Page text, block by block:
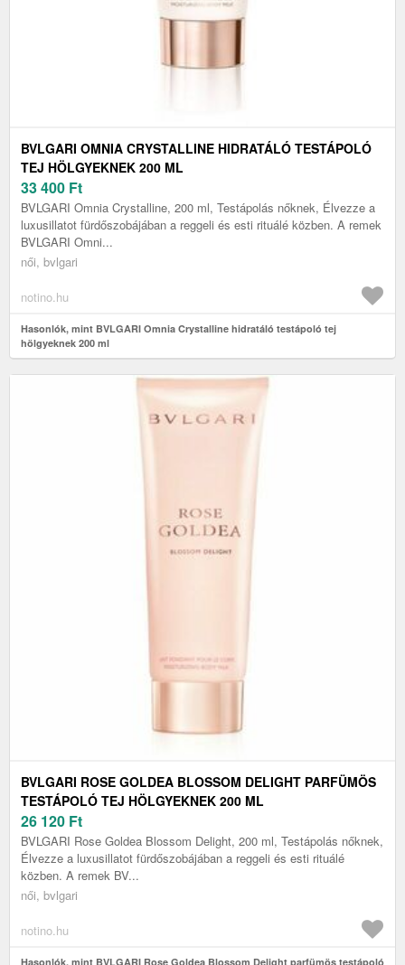
BVLGARI OMNIA CRYSTALLINE HIDRATÁLÓ TESTÁPOLÓ
TEJ HÖLGYEKNEK 200 ML
33 400 Ft
BVLGARI Omnia Crystalline, 200 ml, Testápolás nőknek, Élvezze a
luxusillatot fürdőszobájában a reggeli és esti rituálé közben. A remek
BVLGARI Omni...
női, bvlgari
notino.hu
Hasonlók, mint BVLGARI Omnia Crystalline hidratáló testápoló tej
hölgyeknek 200 ml
BVLGARI ROSE GOLDEA BLOSSOM DELIGHT PARFÜMÖS
TESTÁPOLÓ TEJ HÖLGYEKNEK 200 ML
26 120 Ft
BVLGARI Rose Goldea Blossom Delight, 200 ml, Testápolás nőknek,
Élvezze a luxusillatot fürdőszobájában a reggeli és esti rituálé
közben. A remek BV...
női, bvlgari
notino.hu
Hasonlók, mint BVLGARI Rose Goldea Blossom Delight parfümös testápoló